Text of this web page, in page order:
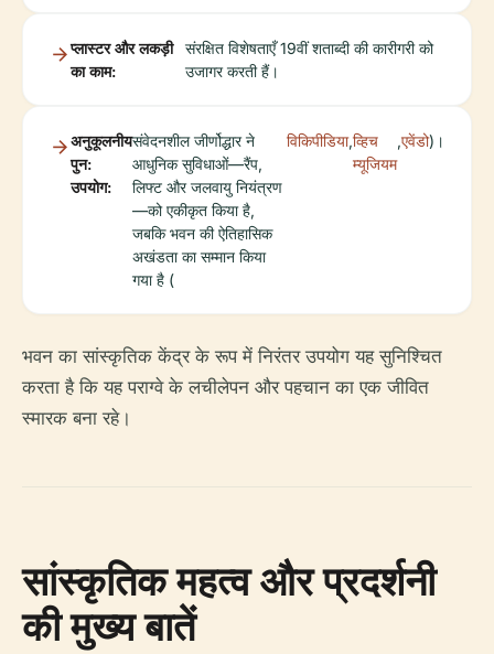
प्लास्टर और लकड़ी
का काम:
संरक्षित विशेषताएँ 19वीं शताब्दी की कारीगरी को
उजागर करती हैं।
अनुकूलनीय
पुन:
उपयोग:
संवेदनशील जीर्णोद्धार ने
आधुनिक सुविधाओं—रैंप,
लिफ्ट और जलवायु नियंत्रण
—को एकीकृत किया है,
जबकि भवन की ऐतिहासिक
अखंडता का सम्मान किया
गया है (
विकिपीडिया,व्हिच
म्यूजियम
,एवेंडो)।
भवन का सांस्कृतिक केंद्र के रूप में निरंतर उपयोग यह सुनिश्चित
करता है कि यह पराग्वे के लचीलेपन और पहचान का एक जीवित
स्मारक बना रहे।
सांस्कृतिक महत्व और प्रदर्शनी
की मुख्य बातें